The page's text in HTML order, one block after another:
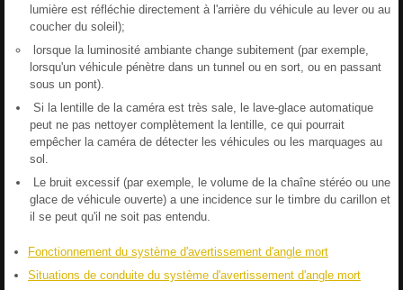
lumière est réfléchie directement à l'arrière du véhicule au lever ou au
coucher du soleil);
lorsque la luminosité ambiante change subitement (par exemple,
lorsqu'un véhicule pénètre dans un tunnel ou en sort, ou en passant
sous un pont).
Si la lentille de la caméra est très sale, le lave-glace automatique
peut ne pas nettoyer complètement la lentille, ce qui pourrait
empêcher la caméra de détecter les véhicules ou les marquages au
sol.
Le bruit excessif (par exemple, le volume de la chaîne stéréo ou une
glace de véhicule ouverte) a une incidence sur le timbre du carillon et
il se peut qu'il ne soit pas entendu.
Fonctionnement du système d'avertissement d'angle mort
Situations de conduite du système d'avertissement d'angle mort